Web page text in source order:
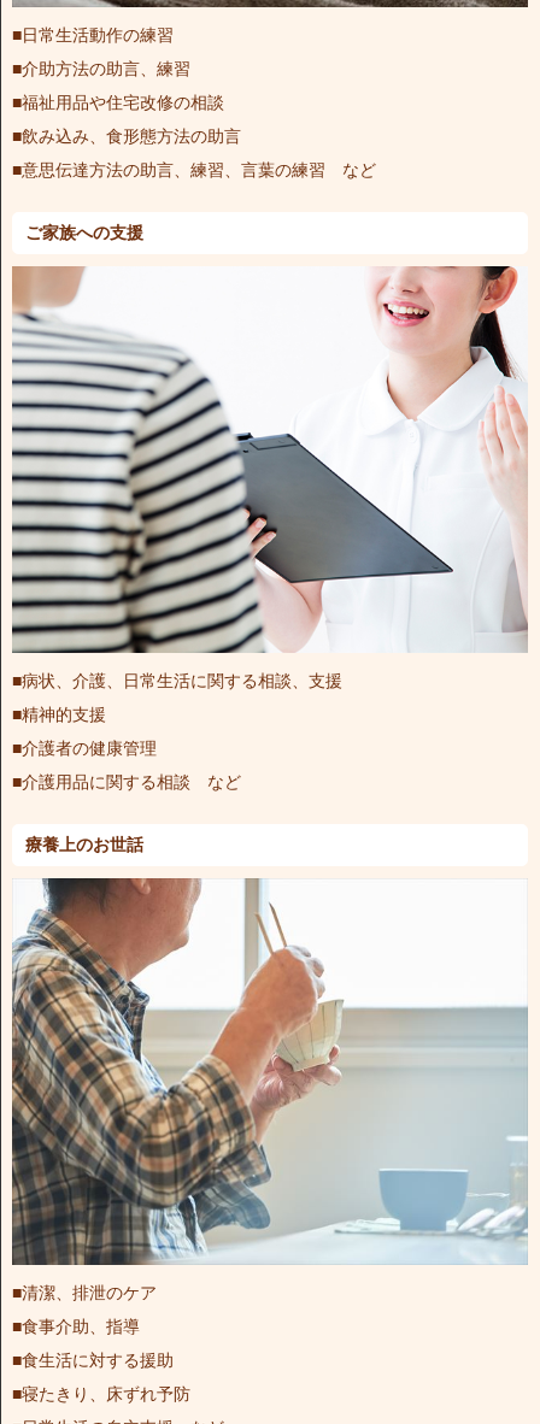
■日常生活動作の練習
■介助方法の助言、練習
■福祉用品や住宅改修の相談
■飲み込み、食形態方法の助言
■意思伝達方法の助言、練習、言葉の練習 など
ご家族への支援
■病状、介護、日常生活に関する相談、支援
■精神的支援
■介護者の健康管理
■介護用品に関する相談 など
療養上のお世話
■清潔、排泄のケア
■食事介助、指導
■食生活に対する援助
■寝たきり、床ずれ予防